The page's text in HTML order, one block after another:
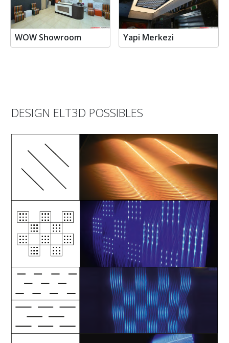
WOW Showroom Yapi Merkezi
DESIGN ELT3D POSSIBLES